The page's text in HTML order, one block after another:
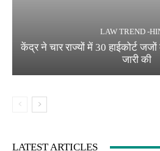
LAW TREND -
केंद्र ने चार राज्यों में 30 हाईकोर्ट
जारी की
LATEST ARTICLES